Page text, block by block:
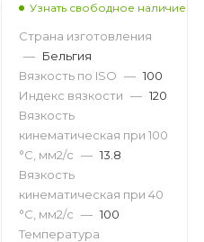
Узнать свободное наличие
Страна изготовления
— Бельгия
Вязкость по ISO — 100
Индекс вязкости — 120
Вязкость
кинематическая при 100
°С, мм2/с — 13.8
Вязкость
кинематическая при 40
°С, мм2/с — 100
Температура